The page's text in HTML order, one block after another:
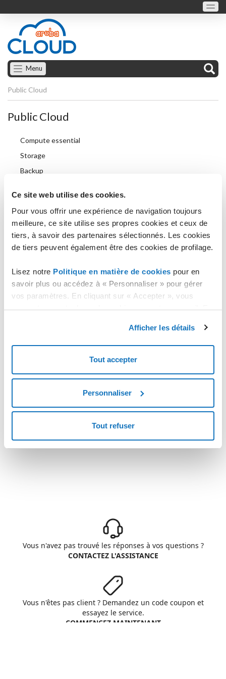
Ce site web utilise des cookies.
Pour vous offrir une expérience de navigation toujours
meilleure, ce site utilise ses propres cookies et ceux de
tiers, à savoir des partenaires sélectionnés. Les cookies
de tiers peuvent également être des cookies de profilage.
Lisez notre Politique en matière de cookies pour en
savoir plus ou accédez à « Personnaliser » pour gérer
vos paramètres. En cliquant sur « Accepter », vous
consentez au stockage de cookies sur votre appareil. En
stockage des cookies nécessaires.
Afficher les détails
Tout accepter
Personnaliser
Tout refuser
Menu
Public Cloud
Public Cloud
Compute essential
Storage
Backup
Network
Domaines et DNS
Vous n'avez pas trouvé les réponses à vos questions ?
CONTACTEZ L'ASSISTANCE
Vous n'êtes pas client ? Demandez un code coupon et
essayez le service.
COMMENCEZ MAINTENANT